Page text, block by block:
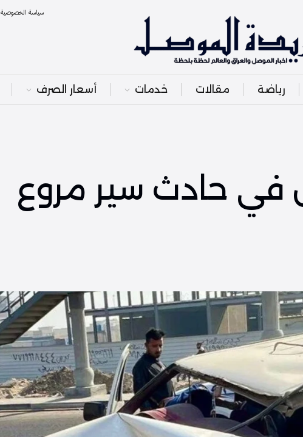
سياسة الخصوصية
رياضة مقالات خدمات أسعار الصرف
3 أشخاص في حادث سير مروع